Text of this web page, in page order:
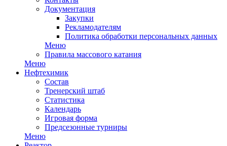
Документация
Закупки
Рекламодателям
Политика обработки персональных данных
Меню
Правила массового катания
Меню
Нефтехимик
Состав
Тренерский штаб
Статистика
Календарь
Игровая форма
Предсезонные турниры
Меню